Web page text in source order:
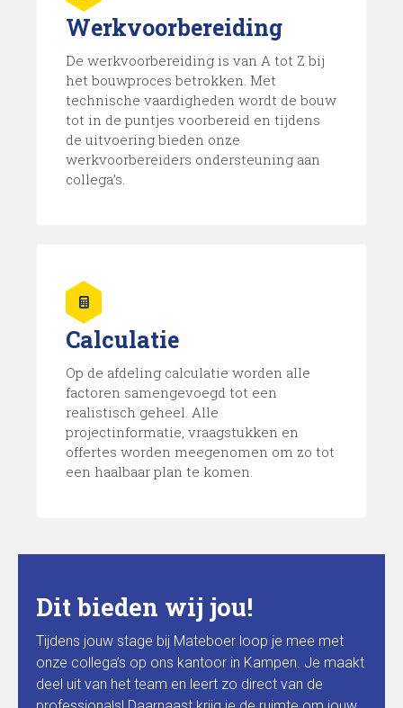
Werkvoorbereiding
De werkvoorbereiding is van A tot Z bij
het bouwproces betrokken. Met
technische vaardigheden wordt de bouw
tot in de puntjes voorbereid en tijdens
de uitvoering bieden onze
werkvoorbereiders ondersteuning aan
collega’s.
Calculatie
Op de afdeling calculatie worden alle
factoren samengevoegd tot een
realistisch geheel. Alle
projectinformatie, vraagstukken en
offertes worden meegenomen om zo tot
een haalbaar plan te komen.
Dit bieden wij jou!
Tijdens jouw stage bij Mateboer loop je mee met
onze collega’s op ons kantoor in Kampen. Je maakt
deel uit van het team en leert zo direct van de